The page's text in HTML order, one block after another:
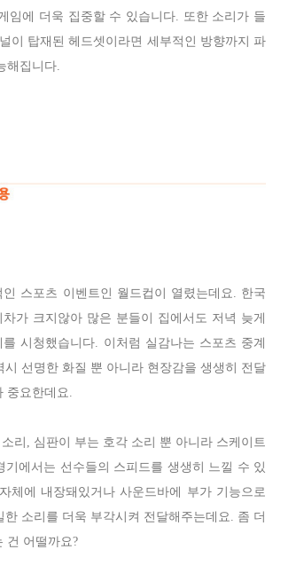
임에 더욱 집중할 수 있습니다. 또한 소리가 들
이 탑재된 헤드셋이라면 세부적인 방향까지 파
해집니다.
인 스포츠 이벤트인 월드컵이 열렸는데요. 한국
가 크지않아 많은 분들이 집에서도 저녁 늦게
시청했습니다. 이처럼 실감나는 스포츠 중계
시 선명한 화질 뿐 아니라 현장감을 생생히 전달
중요한데요.
리, 심판이 부는 호각 소리 뿐 아니라 스케이트
기에서는 선수들의 스피드를 생생히 느낄 수 있
체에 내장돼있거나 사운드바에 부가 기능으로
소리를 더욱 부각시켜 전달해주는데요. 좀 더
건 어떨까요?